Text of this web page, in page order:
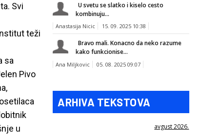
Svi
teži
sa
Pivo
u
U svetu se slatko i kiselo cesto
kombinuju...
Anastasija Nicic 15. 09. 2025 10:38
Bravo mali. Konacno da neko razume
kako funkcionise...
Ana Miljkovic 05. 08. 2025 09:07
ARHIVA TEKSTOVA
avgust 2026.